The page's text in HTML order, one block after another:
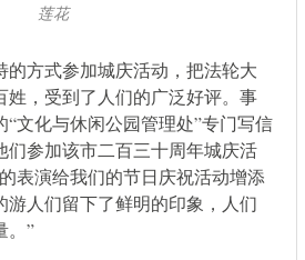
莲花
的方式参加城庆活动，把法轮大
姓，受到了人们的广泛好评。事
“文化与休闲公园管理处”专门写信
们参加该市二百三十周年城庆活
表演给我们的节日庆祝活动增添
游人们留下了鲜明的印象，人们
。”